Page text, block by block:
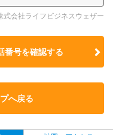
式会社ライフビジネスウェザー
番号を確認する
へ戻る